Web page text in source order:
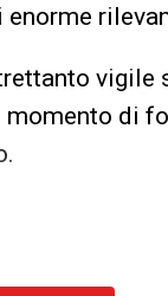
vigile
di